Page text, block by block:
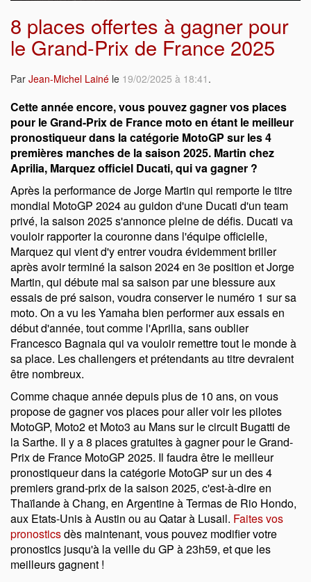
8 places offertes à gagner pour
le Grand-Prix de France 2025
Par Jean-Michel Lainé le 19/02/2025 à 18:41 .
Cette année encore, vous pouvez gagner vos places
pour le Grand-Prix de France moto en étant le meilleur
pronostiqueur dans la catégorie MotoGP sur les 4
premières manches de la saison 2025. Martin chez
Aprilia, Marquez officiel Ducati, qui va gagner ?
Après la performance de Jorge Martin qui remporte le titre
mondial MotoGP 2024 au guidon d'une Ducati d'un team
privé, la saison 2025 s'annonce pleine de défis. Ducati va
vouloir rapporter la couronne dans l'équipe officielle,
Marquez qui vient d'y entrer voudra évidemment briller
après avoir terminé la saison 2024 en 3e position et Jorge
Martin, qui débute mal sa saison par une blessure aux
essais de pré saison, voudra conserver le numéro 1 sur sa
moto. On a vu les Yamaha bien performer aux essais en
début d'année, tout comme l'Aprilia, sans oublier
Francesco Bagnaia qui va vouloir remettre tout le monde à
sa place. Les challengers et prétendants au titre devraient
être nombreux.
Comme chaque année depuis plus de 10 ans, on vous
propose de gagner vos places pour aller voir les pilotes
MotoGP, Moto2 et Moto3 au Mans sur le circuit Bugatti de
la Sarthe. Il y a 8 places gratuites à gagner pour le Grand-
Prix de France MotoGP 2025. Il faudra être le meilleur
pronostiqueur dans la catégorie MotoGP sur un des 4
premiers grand-prix de la saison 2025, c'est-à-dire en
Thaïlande à Chang, en Argentine à Termas de Rio Hondo,
aux Etats-Unis à Austin ou au Qatar à Lusail. Faites vos
pronosticsdès maintenant, vous pouvez modifier votre
pronostics jusqu'à la veille du GP à 23h59, et que les
meilleurs gagnent !